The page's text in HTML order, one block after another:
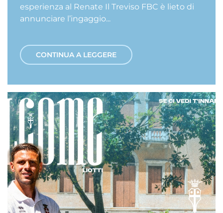
esperienza al Renate Il Treviso FBC è lieto di
annunciare l’ingaggio...
CONTINUA A LEGGERE